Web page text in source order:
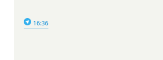
16:36